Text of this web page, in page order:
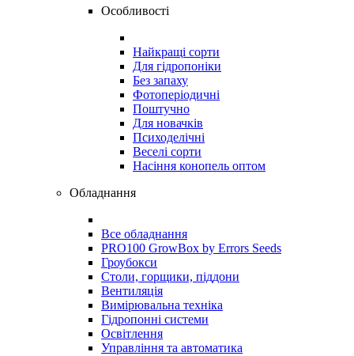
Особливості
Найкращі сорти
Для гідропоніки
Без запаху
Фотоперіодичні
Поштучно
Для новачків
Психоделічні
Веселі сорти
Насіння конопель оптом
Обладнання
Все обладнання
PRO100 GrowBox by Errors Seeds
Гроубокси
Столи, горщики, піддони
Вентиляція
Вимірювальна техніка
Гідропонні системи
Освітлення
Управління та автоматика